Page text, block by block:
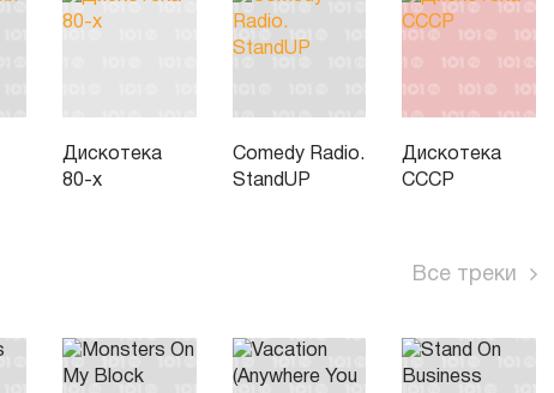
Дискотека
80-х
Comedy Radio.
StandUP
Дискотека
СССР
Все треки